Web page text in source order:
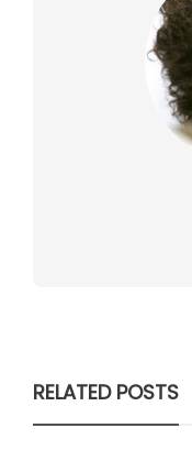
RELATED POSTS